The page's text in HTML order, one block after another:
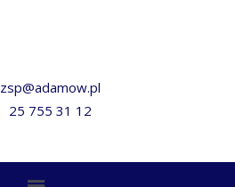
zsp@adamow.pl
25 755 31 12